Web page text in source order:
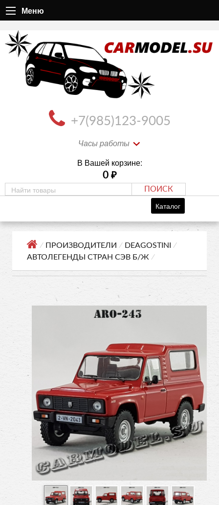
Меню
+7(985)123-9005
Часы работы
В Вашей корзине:
0 ₽
ПОИСК
Каталог
⁄ ПРОИЗВОДИТЕЛИ ⁄ DEAGOSTINI
⁄
АВТОЛЕГЕНДЫ СТРАН СЭВ Б/Ж ⁄